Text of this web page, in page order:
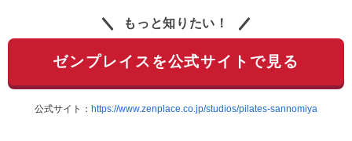
もっと知りたい！
ゼンプレイスを公式サイトで見る
公式サイト： https://www.zenplace.co.jp/studios/pilates-sannomiya